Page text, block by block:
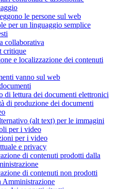
le persone sul web
per un linguaggio semplice
collaborativa
critique
e localizzazione dei contenuti
vanno sul web
di lettura dei documenti elettronici
di produzione dei documenti
(alt text) per le immagini
per i video
per i video
e privacy
di contenuti prodotti dalla
di contenuti non prodotti
Amministrazione